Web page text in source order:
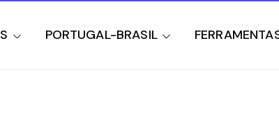
PORTUGAL-BRASIL